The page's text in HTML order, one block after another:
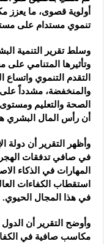
أولوية قصوى، ما يعزز
تنموي مستدام على
وسلط تقرير التنمية
وتأثيرها المتنامي
التقدم التنموي واتساع
والمنخفضة، مشدداً
الصحة والتعليم
أن رأس المال البشري
وأظهر التقرير أن
في صافي تدفقات
استقطاب الكفاءات
في هذا المجال الحيوي.
وأوضح التقرير أن
مكاسب صافية في